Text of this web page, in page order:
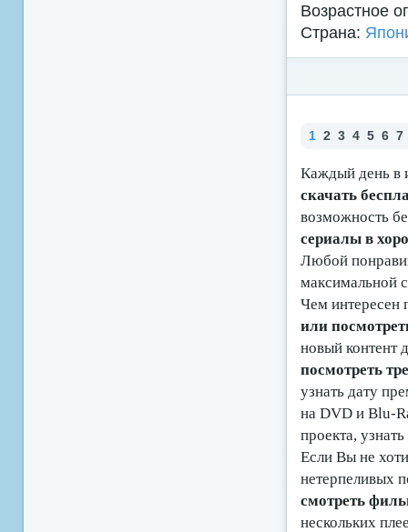
Возрастное
Страна:
1 2 3 4 5 6 7
Каждый день в
скачать
возможность
сериалы в
Любой
максимальной
Чем интересен
или
новый контент
посмотреть
узнать дату
на DVD и Blu-
проекта,
Если Вы не
нетерпеливых
смотреть
нескольких